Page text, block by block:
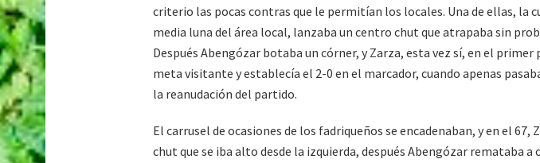
criterio las pocas contras que le permitían los locales. Una de ellas, la
media luna del área local, lanzaba un centro chut que atrapaba sin
Después Abengózar botaba un córner, y Zarza, esta vez sí, en el primer
meta visitante y establecía el 2-0 en el marcador, cuando apenas
la reanudación del partido.
El carrusel de ocasiones de los fadriqueños se encadenaban, y en el 67,
chut que se iba alto desde la izquierda, después Abengózar remataba a